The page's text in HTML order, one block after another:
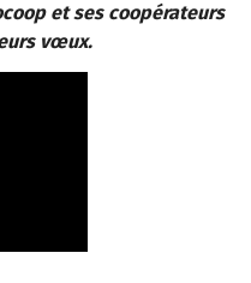
et ses coopérateurs
vœux.